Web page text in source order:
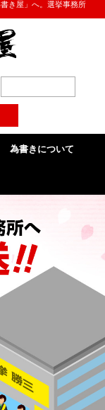
き屋」へ。選挙事務所
為書きについて